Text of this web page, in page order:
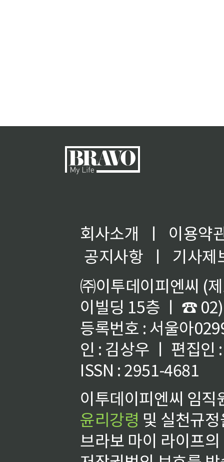
회사소개 ㅣ
이용약
공지사항
ㅣ
기사제
㈜이투데이피엔씨 (
이빌딩 15층 ㅣ ☎
등록번호 : 서울아
인 : 김상우 ㅣ 편집인
ISSN : 2951-4681
이투데이피엔씨 임
윤리강령 및 실천규
브라보 마이 라이프